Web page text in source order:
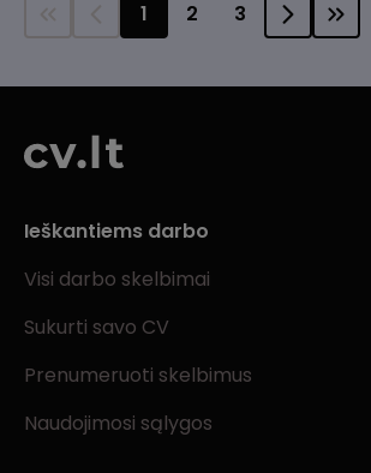
1 2 3
Ieškantiems darbo
Visi darbo skelbimai
Sukurti savo CV
Prenumeruoti skelbimus
Naudojimosi sąlygos